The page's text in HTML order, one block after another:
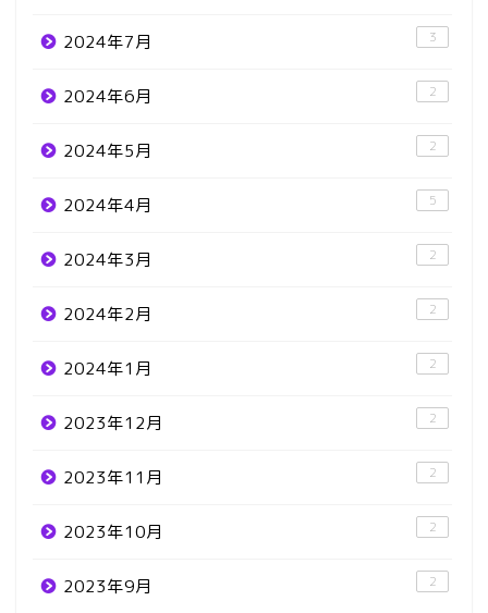
2024年7月 3
2024年6月 2
2024年5月 2
2024年4月 5
2024年3月 2
2024年2月 2
2024年1月 2
2023年12月 2
2023年11月 2
2023年10月 2
2023年9月 2